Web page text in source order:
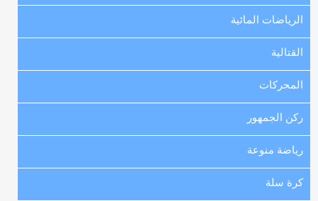
الرياضات المائية
القتالية
المحركات
ركن الجمهور
رياضة منوعة
كرة سلة